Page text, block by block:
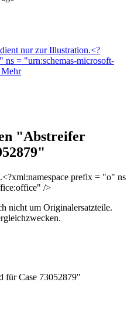
nur zur Illustration.<?
ns = "urn:schemas-microsoft-
Mehr
"Abstreifer
<?xml:namespace prefix = "o" ns
/>
nicht um Originalersatzteile.
für Case 73052879"